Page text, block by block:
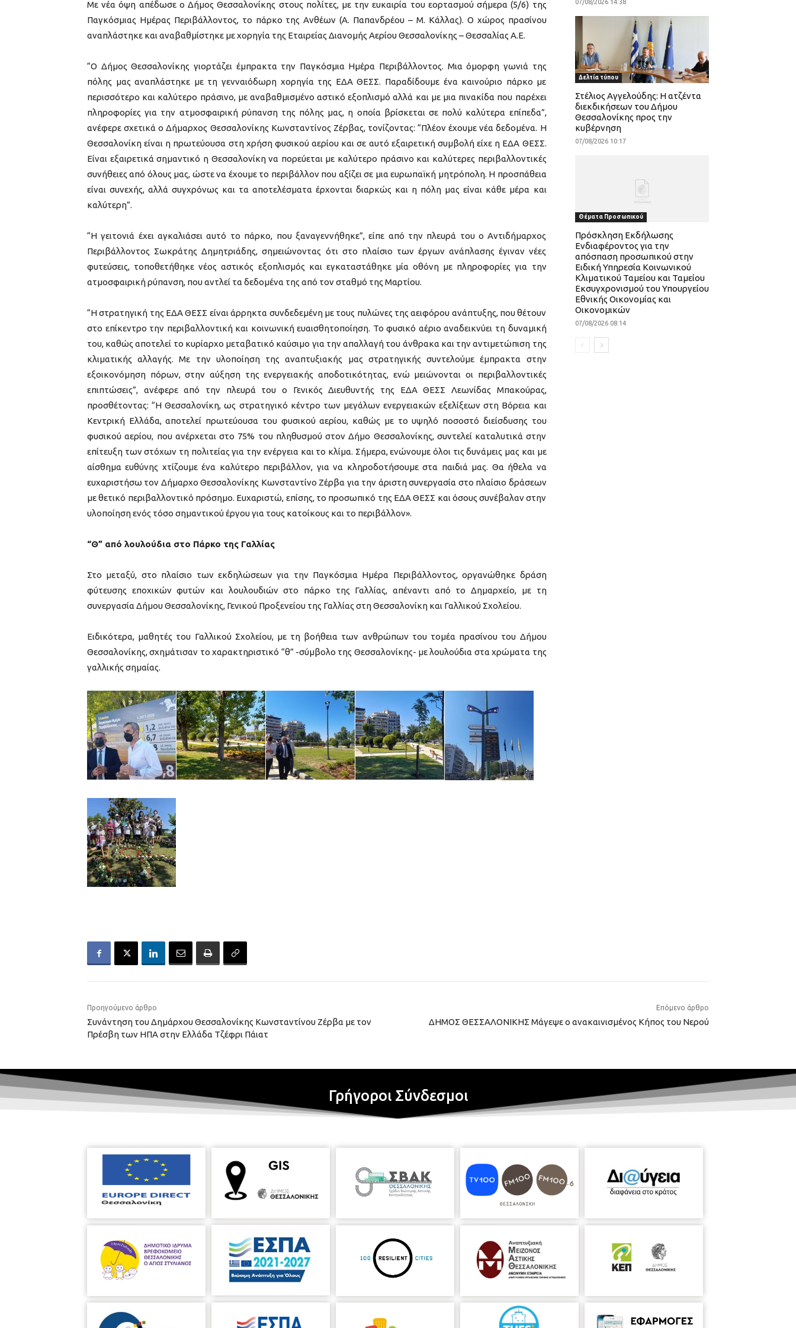
Με νέα όψη απέδωσε ο Δήμος Θεσσαλονίκης στους πολίτες, με την ευκαιρία του εορτασμού σήμερα (5/6) της
Παγκόσμιας Ημέρας Περιβάλλοντος, το πάρκο της Ανθέων (Α. Παπανδρέου – Μ. Κάλλας). Ο χώρος πρασίνου
αναπλάστηκε και αναβαθμίστηκε με χορηγία της Εταιρείας Διανομής Αερίου Θεσσαλονίκης – Θεσσαλίας Α.Ε.
“Ο Δήμος Θεσσαλονίκης γιορτάζει έμπρακτα την Παγκόσμια Ημέρα Περιβάλλοντος. Μια όμορφη γωνιά της
πόλης μας αναπλάστηκε με τη γενναιόδωρη χορηγία της ΕΔΑ ΘΕΣΣ. Παραδίδουμε ένα καινούριο πάρκο με
περισσότερο και καλύτερο πράσινο, με αναβαθμισμένο αστικό εξοπλισμό αλλά και με μια πινακίδα που παρέχει
πληροφορίες για την ατμοσφαιρική ρύπανση της πόλης μας, η οποία βρίσκεται σε πολύ καλύτερα επίπεδα”,
ανέφερε σχετικά ο Δήμαρχος Θεσσαλονίκης Κωνσταντίνος Ζέρβας, τονίζοντας: “Πλέον έχουμε νέα δεδομένα. Η
Θεσσαλονίκη είναι η πρωτεύουσα στη χρήση φυσικού αερίου και σε αυτό εξαιρετική συμβολή είχε η ΕΔΑ ΘΕΣΣ.
Είναι εξαιρετικά σημαντικό η Θεσσαλονίκη να πορεύεται με καλύτερο πράσινο και καλύτερες περιβαλλοντικές
συνήθειες από όλους μας, ώστε να έχουμε το περιβάλλον που αξίζει σε μια ευρωπαϊκή μητρόπολη. Η προσπάθεια
είναι συνεχής, αλλά συγχρόνως και τα αποτελέσματα έρχονται διαρκώς και η πόλη μας είναι κάθε μέρα και
καλύτερη”.
“Η γειτονιά έχει αγκαλιάσει αυτό το πάρκο, που ξαναγεννήθηκε”, είπε από την πλευρά του ο Αντιδήμαρχος
Περιβάλλοντος Σωκράτης Δημητριάδης, σημειώνοντας ότι στο πλαίσιο των έργων ανάπλασης έγιναν νέες
φυτεύσεις, τοποθετήθηκε νέος αστικός εξοπλισμός και εγκαταστάθηκε μία οθόνη με πληροφορίες για την
ατμοσφαιρική ρύπανση, που αντλεί τα δεδομένα της από τον σταθμό της Μαρτίου.
“Η στρατηγική της ΕΔΑ ΘΕΣΣ είναι άρρηκτα συνδεδεμένη με τους πυλώνες της αειφόρου ανάπτυξης, που θέτουν
στο επίκεντρο την περιβαλλοντική και κοινωνική ευαισθητοποίηση. Το φυσικό αέριο αναδεικνύει τη δυναμική
του, καθώς αποτελεί το κυρίαρχο μεταβατικό καύσιμο για την απαλλαγή του άνθρακα και την αντιμετώπιση της
κλιματικής αλλαγής. Με την υλοποίηση της αναπτυξιακής μας στρατηγικής συντελούμε έμπρακτα στην
εξοικονόμηση πόρων, στην αύξηση της ενεργειακής αποδοτικότητας, ενώ μειώνονται οι περιβαλλοντικές
επιπτώσεις”, ανέφερε από την πλευρά του ο Γενικός Διευθυντής της ΕΔΑ ΘΕΣΣ Λεωνίδας Μπακούρας,
προσθέτοντας: “Η Θεσσαλονίκη, ως στρατηγικό κέντρο των μεγάλων ενεργειακών εξελίξεων στη Βόρεια και
Κεντρική Ελλάδα, αποτελεί πρωτεύουσα του φυσικού αερίου, καθώς με το υψηλό ποσοστό διείσδυσης του
φυσικού αερίου, που ανέρχεται στο 75% του πληθυσμού στον Δήμο Θεσσαλονίκης, συντελεί καταλυτικά στην
επίτευξη των στόχων τη πολιτείας για την ενέργεια και το κλίμα. Σήμερα, ενώνουμε όλοι τις δυνάμεις μας και με
αίσθημα ευθύνης χτίζουμε ένα καλύτερο περιβάλλον, για να κληροδοτήσουμε στα παιδιά μας. Θα ήθελα να
ευχαριστήσω τον Δήμαρχο Θεσσαλονίκης Κωνσταντίνο Ζέρβα για την άριστη συνεργασία στο πλαίσιο δράσεων
με θετικό περιβαλλοντικό πρόσημο. Ευχαριστώ, επίσης, το προσωπικό της ΕΔΑ ΘΕΣΣ και όσους συνέβαλαν στην
υλοποίηση ενός τόσο σημαντικού έργου για τους κατοίκους και το περιβάλλον».
“Θ” από λουλούδια στο Πάρκο της Γαλλίας
Στο μεταξύ, στο πλαίσιο των εκδηλώσεων για την Παγκόσμια Ημέρα Περιβάλλοντος, οργανώθηκε δράση
φύτευσης εποχικών φυτών και λουλουδιών στο πάρκο της Γαλλίας, απέναντι από το Δημαρχείο, με τη
συνεργασία Δήμου Θεσσαλονίκης, Γενικού Προξενείου της Γαλλίας στη Θεσσαλονίκη και Γαλλικού Σχολείου.
Ειδικότερα, μαθητές του Γαλλικού Σχολείου, με τη βοήθεια των ανθρώπων του τομέα πρασίνου του Δήμου
Θεσσαλονίκης, σχημάτισαν το χαρακτηριστικό “θ” -σύμβολο της Θεσσαλονίκης- με λουλούδια στα χρώματα της
γαλλικής σημαίας.
07/08/2026 14:38
Δελτία τύπου
Στέλιος Αγγελούδης: Η ατζέντα
διεκδικήσεων του Δήμου
Θεσσαλονίκης προς την
κυβέρνηση
07/08/2026 10:17
Θέματα Προσωπικού
Πρόσκληση Εκδήλωσης
Ενδιαφέροντος για την
απόσπαση προσωπικού στην
Ειδική Υπηρεσία Κοινωνικού
Κλιματικού Ταμείου και Ταμείου
Εκσυγχρονισμού του Υπουργείου
Εθνικής Οικονομίας και
Οικονομικών
07/08/2026 08:14
Προηγούμενο άρθρο
Συνάντηση του Δημάρχου Θεσσαλονίκης Κωνσταντίνου Ζέρβα με τον
Πρέσβη των ΗΠΑ στην Ελλάδα Τζέφρι Πάιατ
Επόμενο άρθρο
ΔΗΜΟΣ ΘΕΣΣΑΛΟΝΙΚΗΣ Μάγεψε ο ανακαινισμένος Κήπος του Νερού
Γρήγοροι Σύνδεσμοι